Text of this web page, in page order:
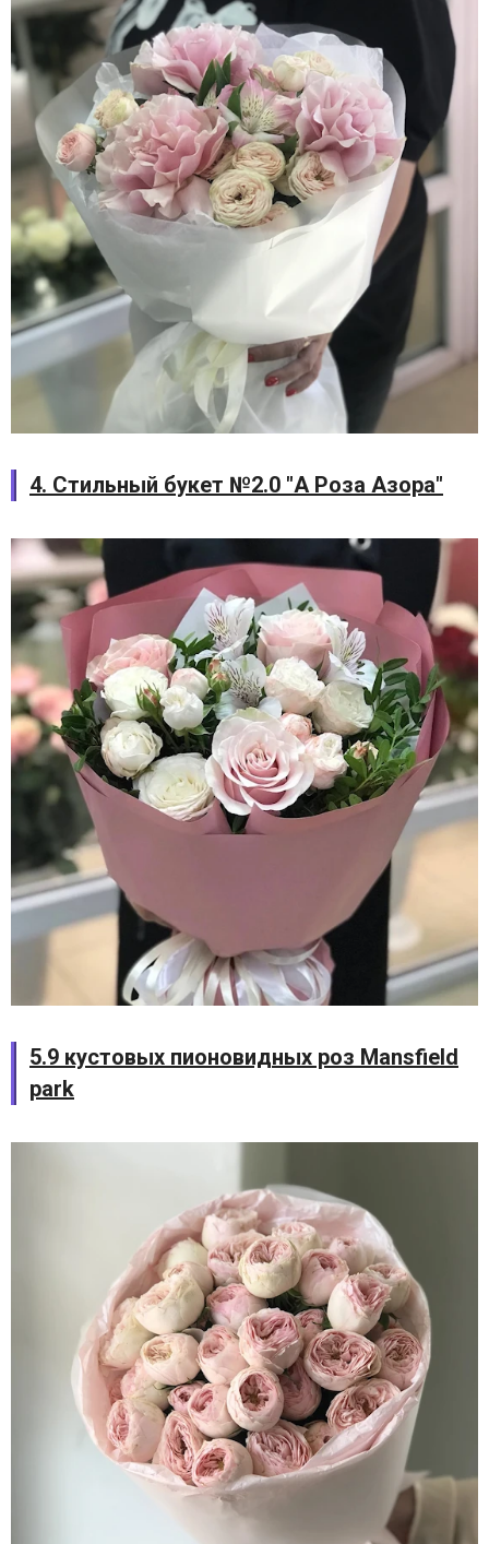
4. Стильный букет №2.0 "А Роза Азора"
5.9 кустовых пионовидных роз Mansfield
park